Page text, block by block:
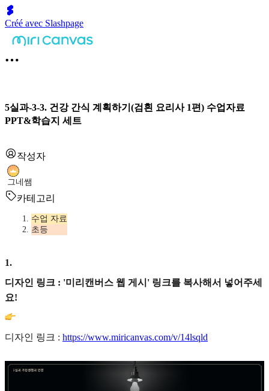
Créé avec Slashpage
5실과-3-3. 건강 간식 계획하기(검흰 요리사 1편) 수업자료
PPT&학습지 세트
작성자
그네쌤
카테고리
수업 자료
초등
1.
디자인 링크 : '미리캔버스 웹 게시' 링크를 복사해서 넣어주세
요!
디자인 링크 : https://www.miricanvas.com/v/14lsqld